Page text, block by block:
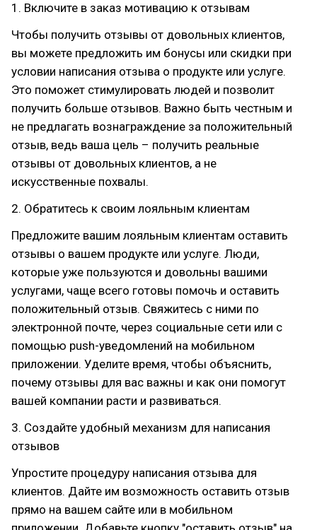
1. Включите в заказ мотивацию к отзывам
Чтобы получить отзывы от довольных клиентов,
вы можете предложить им бонусы или скидки при
условии написания отзыва о продукте или услуге.
Это поможет стимулировать людей и позволит
получить больше отзывов. Важно быть честным и
не предлагать вознаграждение за положительный
отзыв, ведь ваша цель – получить реальные
отзывы от довольных клиентов, а не
искусственные похвалы.
2. Обратитесь к своим лояльным клиентам
Предложите вашим лояльным клиентам оставить
отзывы о вашем продукте или услуге. Люди,
которые уже пользуются и довольны вашими
услугами, чаще всего готовы помочь и оставить
положительный отзыв. Свяжитесь с ними по
электронной почте, через социальные сети или с
помощью push-уведомлений на мобильном
приложении. Уделите время, чтобы объяснить,
почему отзывы для вас важны и как они помогут
вашей компании расти и развиваться.
3. Создайте удобный механизм для написания
отзывов
Упростите процедуру написания отзыва для
клиентов. Дайте им возможность оставить отзыв
прямо на вашем сайте или в мобильном